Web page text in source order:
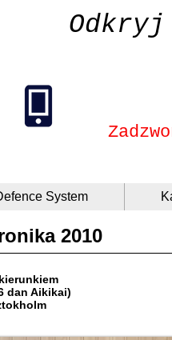
System
2010
dan Aikikai)